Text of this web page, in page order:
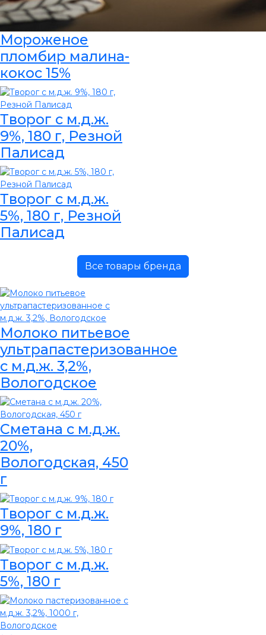
Мороженое
пломбир малина-
кокос 15%
Творог с м.д.ж.
9%, 180 г, Резной
Палисад
Творог с м.д.ж.
5%, 180 г, Резной
Палисад
Все товары бренда
Молоко питьевое
ультрапастеризованное
с м.д.ж. 3,2%,
Вологодское
Сметана с м.д.ж.
20%,
Вологодская, 450
г
Творог с м.д.ж.
9%, 180 г
Творог с м.д.ж.
5%, 180 г